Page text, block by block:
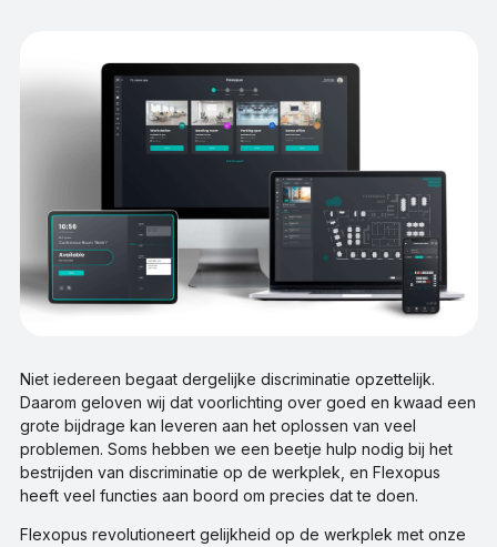
Niet iedereen begaat dergelijke discriminatie opzettelijk.
Daarom geloven wij dat voorlichting over goed en kwaad een
grote bijdrage kan leveren aan het oplossen van veel
problemen. Soms hebben we een beetje hulp nodig bij het
bestrijden van discriminatie op de werkplek, en Flexopus
heeft veel functies aan boord om precies dat te doen.
Flexopus revolutioneert gelijkheid op de werkplek met onze